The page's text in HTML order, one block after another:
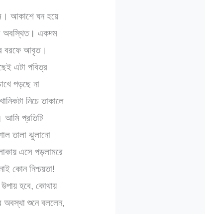
আকাশে ঘন হয়ে
অবস্থিত। একদম
বরফে আবৃত।
এটা পবিত্র
পড়ছে না
নিচে তাকালে
আমি প্রতিটি
তালা ঝুলানো
এসে পড়লামরে
কোন নিশ্চয়তা!
হবে, কোথায়
শুনে বললেন,